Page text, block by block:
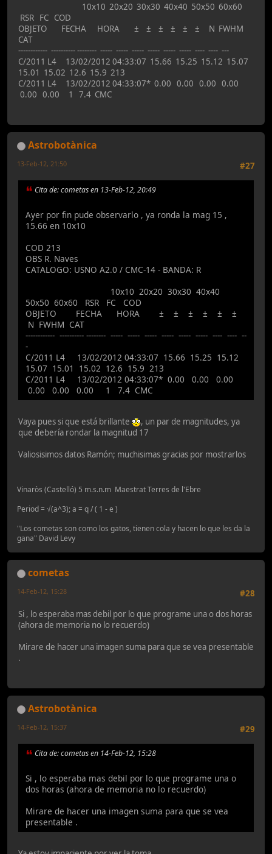
10x10 20x20 30x30 40x40 50x50 60x60
RSR FC COD
OBJETO FECHA HORA ± ± ± ± ± ± N FWHM
CAT
------------ ---------- -------- ----- ----- ----- ----- ----- ----- ---- ---- ---
C/2011 L4 13/02/2012 04:33:07 15.66 15.25 15.12 15.07
15.01 15.02 12.6 15.9 213
C/2011 L4 13/02/2012 04:33:07* 0.00 0.00 0.00 0.00
0.00 0.00 1 7.4 CMC
Astrobotànica
#27
13-Feb-12, 21:50
Cita de: cometas en 13-Feb-12, 20:49
Ayer por fin pude observarlo , ya ronda la mag 15 ,
15.66 en 10x10
COD 213
OBS R. Naves
CATALOGO: USNO A2.0 / CMC-14 - BANDA: R
10x10 20x20 30x30 40x40
50x50 60x60 RSR FC COD
OBJETO FECHA HORA ± ± ± ± ± ±
N FWHM CAT
------------ ---------- -------- ----- ----- ----- ----- ----- ----- ---- ---- --
-
C/2011 L4 13/02/2012 04:33:07 15.66 15.25 15.12
15.07 15.01 15.02 12.6 15.9 213
C/2011 L4 13/02/2012 04:33:07* 0.00 0.00 0.00
0.00 0.00 0.00 1 7.4 CMC
Vaya pues si que está brillante
, un par de magnitudes, ya
que debería rondar la magnitud 17
Valiosisimos datos Ramón; muchisimas gracias por mostrarlos
Vinaròs (Castelló) 5 m.s.n.m Maestrat Terres de l'Ebre
Period = √(a^3); a = q / ( 1 - e )
"Los cometas son como los gatos, tienen cola y hacen lo que les da la
gana" David Levy
cometas
#28
14-Feb-12, 15:28
Si , lo esperaba mas debil por lo que programe una o dos horas
(ahora de memoria no lo recuerdo)
Mirare de hacer una imagen suma para que se vea presentable
.
Astrobotànica
#29
14-Feb-12, 15:37
Cita de: cometas en 14-Feb-12, 15:28
Si , lo esperaba mas debil por lo que programe una o
dos horas (ahora de memoria no lo recuerdo)
Mirare de hacer una imagen suma para que se vea
presentable .